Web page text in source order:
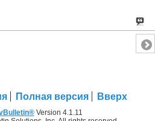
Полная версия Вверх
Version 4.1.11